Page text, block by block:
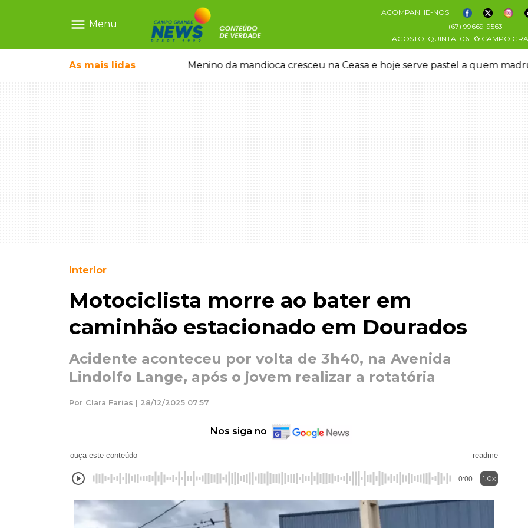
menu Menu
ACOMPANHE-NOS
(67) 99669-9563
AGOSTO, QUINTA 06 CAMPO
As mais lidas
falso e prende pai e filho Menino da mandioca cresceu na Ceasa e hoje serve pastel a quem
Interior
Motociclista morre ao bater em
caminhão estacionado em Dourados
Acidente aconteceu por volta de 3h40, na Avenida
Lindolfo Lange, após o jovem realizar a rotatória
Por Clara Farias | 28/12/2025 07:57
Nos siga no
ouça este conteúdo readme
0:00 1.0x